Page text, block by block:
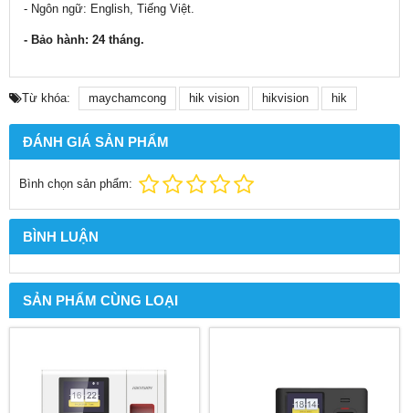
- Ngôn ngữ: English, Tiếng Việt.
- Bảo hành: 24 tháng.
Từ khóa: maychamcong hik vision hikvision hik
ĐÁNH GIÁ SẢN PHẨM
Bình chọn sản phẩm:
BÌNH LUẬN
SẢN PHẨM CÙNG LOẠI